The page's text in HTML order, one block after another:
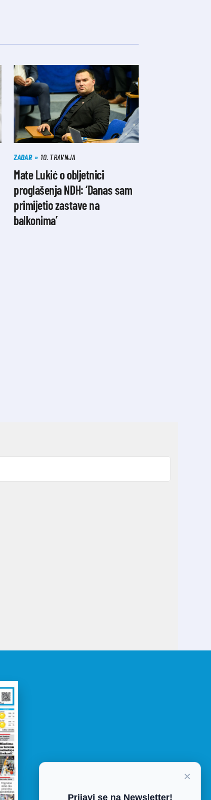
ZADAR 10. TRAVNJA
Mate Lukić o obljetnici
proglašenja NDH: ‘Danas sam
primijetio zastave na
balkonima’
×
Prijavi se na Newsletter!